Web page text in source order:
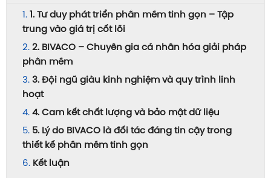
1. Tư duy phát triển phần mềm tinh gọn – Tập
trung vào giá trị cốt lõi
2. BIVACO – Chuyên gia cá nhân hóa giải pháp
phần mềm
3. Đội ngũ giàu kinh nghiệm và quy trình linh
hoạt
4. Cam kết chất lượng và bảo mật dữ liệu
5. Lý do BIVACO là đối tác đáng tin cậy trong
thiết kế phần mềm tinh gọn
Kết luận